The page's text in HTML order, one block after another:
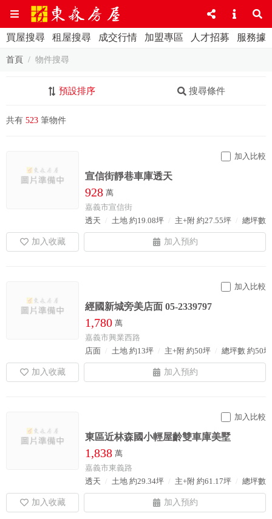
買屋搜尋 租屋搜尋 成交行情 加盟專區 人才招募 服務據
首頁 物件搜尋
預設排序 搜尋條件
共有 523 筆物件
加入比較
宣信街靜巷車庫透天
928 萬
嘉義市宣信街
透天
土地 約19.08坪 主+附 約27.55坪 總坪數
加入比較
經國新城旁美店面 05-2339797
1,780 萬
嘉義市興業西路
店面
土地 約13坪 主+附 約50坪 總坪數 約50
加入比較
東區近林森國小輕屋齡雙車庫美墅
1,838 萬
嘉義市東義路
透天
土地 約29.34坪 主+附 約61.17坪 總坪數